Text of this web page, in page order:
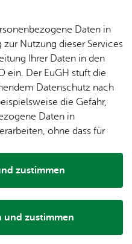
Ein­
rich­
tun­
gen
und Heimatpflege und die
Mitglieder und
Vortrag von Jürgen
Berg ein.
auf der Website des
& Ver­an­stal­ter
Daten in
Nutzung dieser Services
Ihrer Daten in den
ein. Der EuGH stuft die
Datenschutz nach
die Gefahr,
Daten in
ohne dass für
und zustimmen
zustimmen